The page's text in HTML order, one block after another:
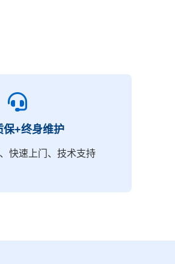
保+终身维护
快速上门、技术支持